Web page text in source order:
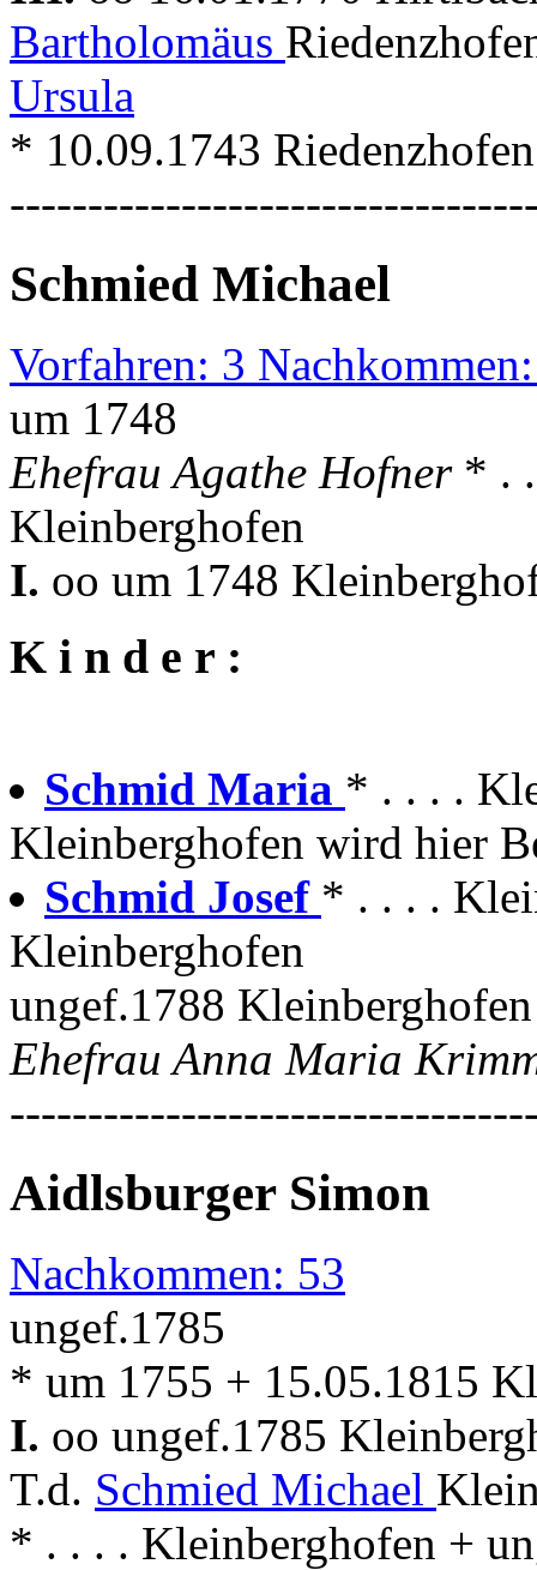
Bartholomäus
Ursula
* 10.09.1743
Schmied Michael
Vorfahren: 3
um 1748
Ehefrau Agathe Hofner * .
Kleinberghofen
I. oo um 1748
K i n d e r :
Schmid Maria * . . . .
Kleinberghofen wird hier
Schmid Josef * . . . .
Kleinberghofen
ungef.1788
Ehefrau Anna Maria
Aidlsburger Simon
Nachkommen: 53
ungef.1785
* um 1755 + 15.05.1815
I. oo ungef.1785
T.d. Schmied Michael
* . . . . Kleinberghofen +